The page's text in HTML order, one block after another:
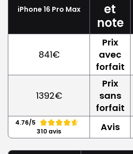
iPhone 16 Pro Max
et
note
841€
Prix
avec
forfait
1392€
Prix
sans
forfait
4.76/5
310 avis
Avis